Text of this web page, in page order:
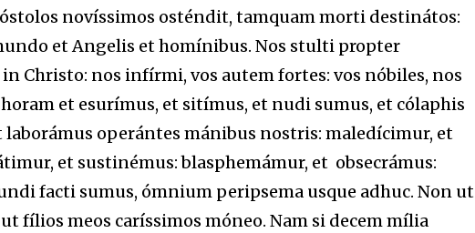
novíssimos osténdit, tamquam morti destinátos:
et Angelis et homínibus. Nos stulti propter
Christo: nos infírmi, vos autem fortes: vos nóbiles, nos
et esurímus, et sitímus, et nudi sumus, et cólaphis
operántes mánibus nostris: maledícimur, et
et sustinémus: blasphemámur, et obsecrámus:
facti sumus, ómnium peripsema usque adhuc. Non ut
fílios meos caríssimos móneo. Nam si decem mília